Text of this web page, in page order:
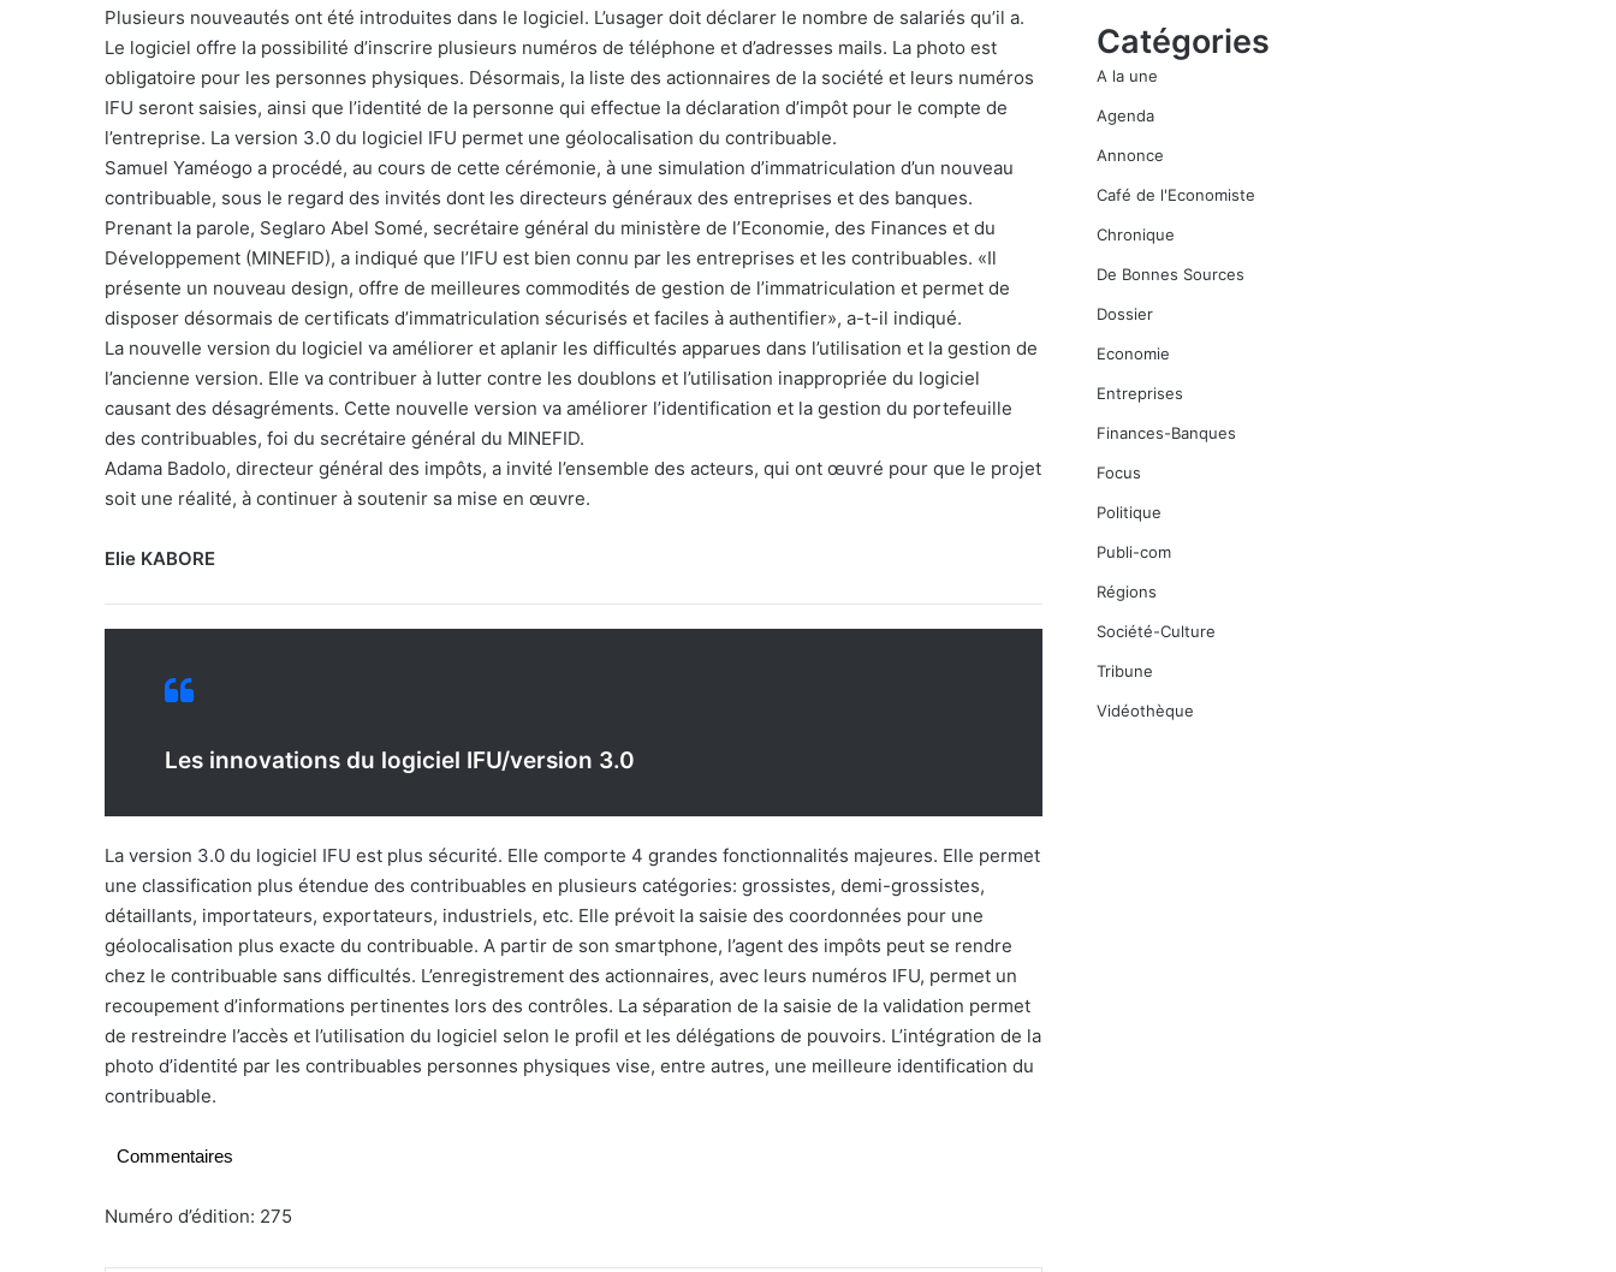
Plusieurs nouveautés ont été introduites dans le logiciel. L’usager doit déclarer le nombre de salariés qu’il a.
Le logiciel offre la possibilité d’inscrire plusieurs numéros de téléphone et d’adresses mails. La photo est
obligatoire pour les personnes physiques. Désormais, la liste des actionnaires de la société et leurs numéros
IFU seront saisies, ainsi que l’identité de la personne qui effectue la déclaration d’impôt pour le compte de
l’entreprise. La version 3.0 du logiciel IFU permet une géolocalisation du contribuable.
Samuel Yaméogo a procédé, au cours de cette cérémonie, à une simulation d’immatriculation d’un nouveau
contribuable, sous le regard des invités dont les directeurs généraux des entreprises et des banques.
Prenant la parole, Seglaro Abel Somé, secrétaire général du ministère de l’Economie, des Finances et du
Développement (MINEFID), a indiqué que l’IFU est bien connu par les entreprises et les contribuables. «Il
présente un nouveau design, offre de meilleures commodités de gestion de l’immatriculation et permet de
disposer désormais de certificats d’immatriculation sécurisés et faciles à authentifier», a-t-il indiqué.
La nouvelle version du logiciel va améliorer et aplanir les difficultés apparues dans l’utilisation et la gestion de
l’ancienne version. Elle va contribuer à lutter contre les doublons et l’utilisation inappropriée du logiciel
causant des désagréments. Cette nouvelle version va améliorer l’identification et la gestion du portefeuille
des contribuables, foi du secrétaire général du MINEFID.
Adama Badolo, directeur général des impôts, a invité l’ensemble des acteurs, qui ont œuvré pour que le projet
soit une réalité, à continuer à soutenir sa mise en œuvre.
Elie KABORE
Les innovations du logiciel IFU/version 3.0
La version 3.0 du logiciel IFU est plus sécurité. Elle comporte 4 grandes fonctionnalités majeures. Elle permet
une classification plus étendue des contribuables en plusieurs catégories: grossistes, demi-grossistes,
détaillants, importateurs, exportateurs, industriels, etc. Elle prévoit la saisie des coordonnées pour une
géolocalisation plus exacte du contribuable. A partir de son smartphone, l’agent des impôts peut se rendre
chez le contribuable sans difficultés. L’enregistrement des actionnaires, avec leurs numéros IFU, permet un
recoupement d’informations pertinentes lors des contrôles. La séparation de la saisie de la validation permet
de restreindre l’accès et l’utilisation du logiciel selon le profil et les délégations de pouvoirs. L’intégration de la
photo d’identité par les contribuables personnes physiques vise, entre autres, une meilleure identification du
contribuable.
Commentaires
Numéro d’édition: 275
Catégories
A la une
Agenda
Annonce
Café de l'Economiste
Chronique
De Bonnes Sources
Dossier
Economie
Entreprises
Finances-Banques
Focus
Politique
Publi-com
Régions
Société-Culture
Tribune
Vidéothèque